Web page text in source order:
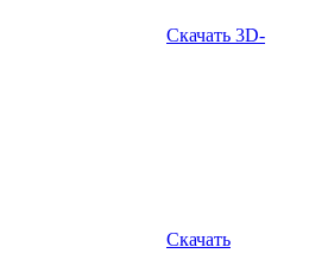
Скачать 3D-
Скачать